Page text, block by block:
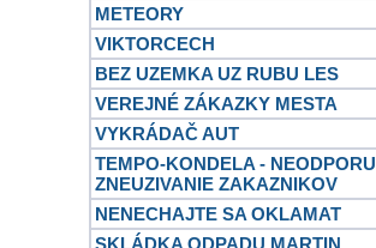
METEORY
VIKTORCECH
BEZ UZEMKA UZ RUBU LES
VEREJNÉ ZÁKAZKY MESTA
VYKRÁDAČ AUT
TEMPO-KONDELA -
ZNEUZIVANIE ZAKAZNIKOV
NENECHAJTE SA OKLAMAT
SKLÁDKA ODPADU MARTIN